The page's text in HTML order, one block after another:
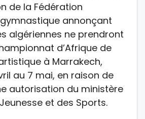
de la Fédération
annonçant
algériennes ne prendront
d’Afrique de
à Marrakech,
au 7 mai, en raison de
autorisation du ministère
et des Sports.